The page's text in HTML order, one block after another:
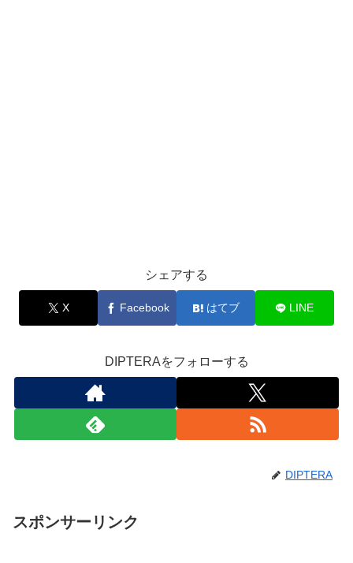
シェアする
X Facebook はてブ LINE
DIPTERAをフォローする
DIPTERA
スポンサーリンク